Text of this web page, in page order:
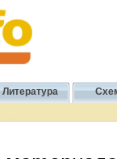
Литература